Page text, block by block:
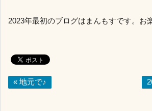
2023年最初のブログはまんもすです。お
« 地元で♪